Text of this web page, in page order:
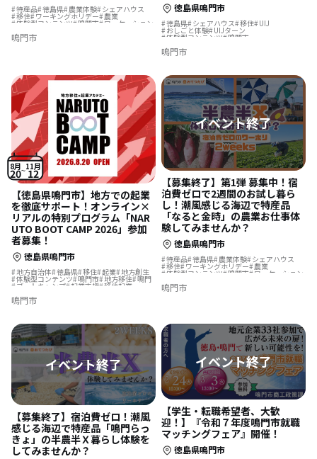
特産品 徳島県 農業体験 シェアハウス
移住 ワーキングホリデー 農業
体験型コンテンツ 鳴門市 ワーケーション
鳴門市
徳島県鳴門市
徳島県 シェアハウス 移住 UIJ
おしごと体験 UIJターン
体験型コンテンツ 鳴門市
鳴門市
8月
20
11月
12
【徳島県鳴門市】地方での起業
を徹底サポート！オンライン×
リアルの特別プログラム「NAR
UTO BOOT CAMP 2026」参加
者募集！
徳島県鳴門市
地方自治体 徳島県 移住 起業 地方創生
体験型コンテンツ 鳴門市 地方移住 鳴門
ブートキャンプ 起業支援 移住起業
鳴門市
【募集終了】第1弾 募集中！宿
泊費ゼロで2週間のお試し暮ら
し！潮風感じる海辺で特産品
「なると金時」の農業お仕事体
験してみませんか？
徳島県鳴門市
特産品 徳島県 農業体験 シェアハウス
移住 ワーキングホリデー 農業
体験型コンテンツ 鳴門市 ワーケーション
鳴門市
【募集終了】宿泊費ゼロ！潮風
感じる海辺で特産品「鳴門らっ
きょ」の半農半Ｘ暮らし体験を
してみませんか？
【学生・転職希望者、大歓
迎！】『令和７年度鳴門市就職
マッチングフェア』開催！
徳島県鳴門市